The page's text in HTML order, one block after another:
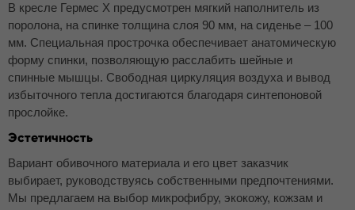
В кресле Гермес Х предусмотрен мягкий наполнитель из
поролона, на спинке толщина слоя 90 мм, на сиденье – 100
мм. Специальная прострочка обеспечивает анатомическую
форму спинки, позволяющую расслабить шейные и
спинные мышцы. Свободная циркуляция воздуха и вывод
избыточного тепла достигаются благодаря синтепоновой
прослойке.
Эстетичность
Вариант обивочного материала и его цвет заказчик
выбирает, руководствуясь собственными предпочтениями.
Мы предлагаем на выбор микрофибру, экокожу, кожзам и